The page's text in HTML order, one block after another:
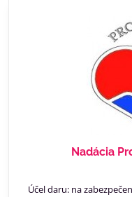
Nadácia
Účel daru: na